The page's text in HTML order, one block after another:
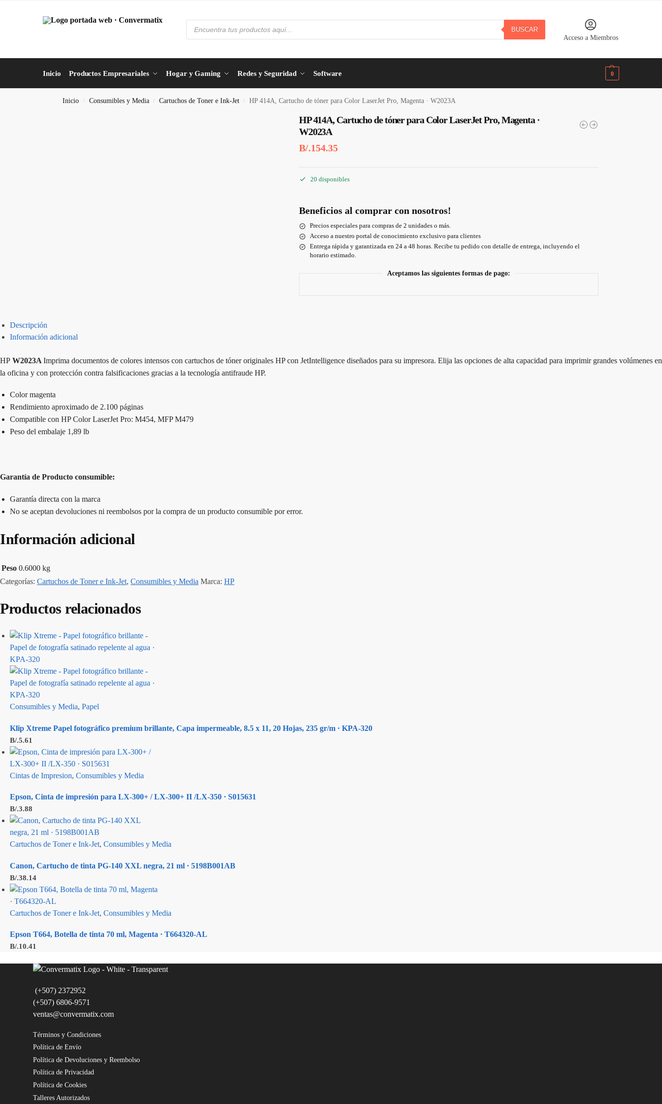
BUSCAR
Acceso a Miembros
Inicio Productos Empresariales Hogar y Gaming Redes y Seguridad Software 0
Inicio / Consumibles y Media / Cartuchos de Toner e Ink-Jet / HP 414A, Cartucho de tóner para Color LaserJet Pro, Magenta · W2023A
HP 414A, Cartucho de tóner para Color LaserJet Pro, Magenta ·
W2023A
B/.154.35
20 disponibles
Beneficios al comprar con nosotros!
Precios especiales para compras de 2 unidades o más.
Acceso a nuestro portal de conocimiento exclusivo para clientes
Entrega rápida y garantizada en 24 a 48 horas. Recibe tu pedido con detalle de entrega, incluyendo el
horario estimado.
Aceptamos las siguientes formas de pago:
Descripción
Información adicional
HP W2023A Imprima documentos de colores intensos con cartuchos de tóner originales HP con JetIntelligence diseñados para su impresora. Elija las opciones de alta capacidad para imprimir grandes volúmenes en
la oficina y con protección contra falsificaciones gracias a la tecnología antifraude HP.
Color magenta
Rendimiento aproximado de 2.100 páginas
Compatible con HP Color LaserJet Pro: M454, MFP M479
Peso del embalaje 1,89 lb
Garantía de Producto consumible:
Garantía directa con la marca
No se aceptan devoluciones ni reembolsos por la compra de un producto consumible por error.
Información adicional
Peso 0.6000 kg
Categorías: Cartuchos de Toner e Ink-Jet, Consumibles y Media Marca: HP
Productos relacionados
Consumibles y Media, Papel
Klip Xtreme Papel fotográfico premium brillante, Capa impermeable, 8.5 x 11, 20 Hojas, 235 gr/m · KPA-320
B/.5.61
Cintas de Impresion, Consumibles y Media
Epson, Cinta de impresión para LX-300+ / LX-300+ II /LX-350 · S015631
B/.3.88
Cartuchos de Toner e Ink-Jet, Consumibles y Media
Canon, Cartucho de tinta PG-140 XXL negra, 21 ml · 5198B001AB
B/.38.14
Cartuchos de Toner e Ink-Jet, Consumibles y Media
Epson T664, Botella de tinta 70 ml, Magenta · T664320-AL
B/.10.41
(+507) 2372952
(+507) 6806-9571
ventas@convermatix.com
Términos y Condiciones
Política de Envío
Política de Devoluciones y Reembolso
Política de Privacidad
Política de Cookies
Talleres Autorizados